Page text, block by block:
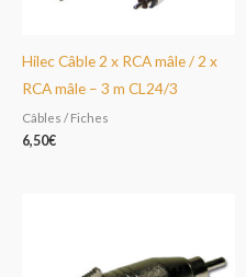
Hilec Câble 2 x RCA mâle / 2 x
RCA mâle – 3 m CL24/3
Câbles / Fiches
6,50€